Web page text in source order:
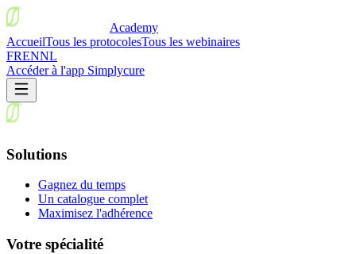
Academy
AccueilTous les protocolesTous les webinaires
FRENNL
Accéder à l'app Simplycure
Solutions
Gagnez du temps
Un catalogue complet
Maximisez l'adhérence
Votre spécialité